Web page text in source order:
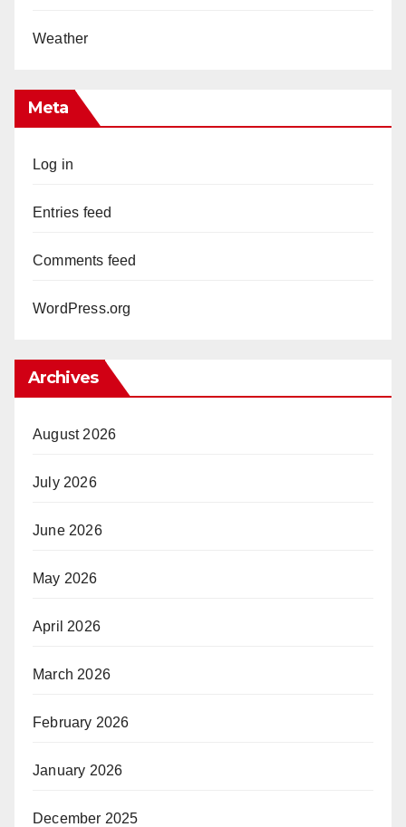
Weather
Meta
Log in
Entries feed
Comments feed
WordPress.org
Archives
August 2026
July 2026
June 2026
May 2026
April 2026
March 2026
February 2026
January 2026
December 2025